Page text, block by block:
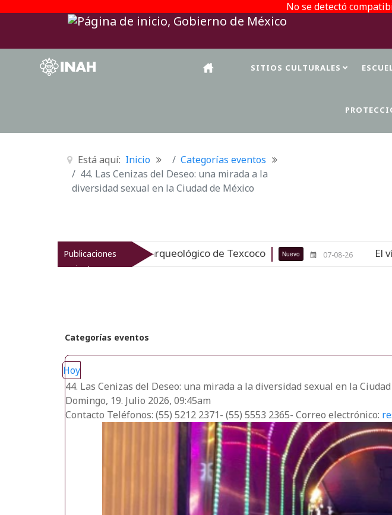
No se detectó
SITIOS CULTURALES
Está aquí: Inicio
Categorías eventos
44. Las Cenizas del Deseo: una mirada a la
diversidad sexual en la Ciudad de México
Publicaciones
recientes
el patrimonio arqueológico de Texcoco Nuevo 07-08-26 El viaje del
Categorías eventos
Hoy
44. Las Cenizas del Deseo: una mirada a la diversidad sexual en la
Domingo, 19. Julio 2026, 09:45am
Contacto Teléfonos: (55) 5212 2371- (55) 5553 2365- Correo electrónico: